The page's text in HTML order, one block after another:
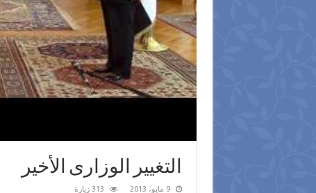
التغيير الوزارى الأخير
9 مايو، 2013 313 زيارة